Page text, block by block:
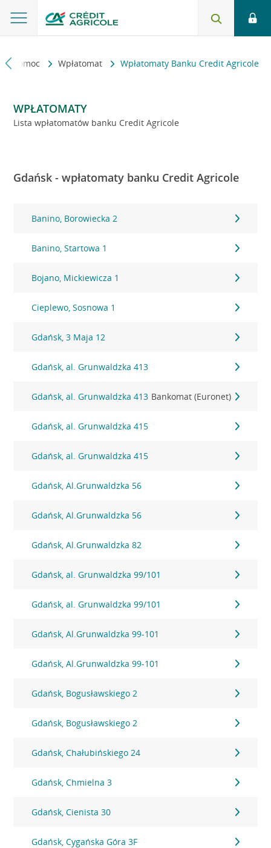
i pomoc Wpłatomat Wpłatomaty Banku Credit Agricole
WPŁATOMATY
Lista wpłatomatów banku Credit Agricole
Gdańsk - wpłatomaty banku Credit Agricole
Banino, Borowiecka 2
Banino, Startowa 1
Bojano, Mickiewicza 1
Cieplewo, Sosnowa 1
Gdańsk, 3 Maja 12
Gdańsk, al. Grunwaldzka 413
Gdańsk, al. Grunwaldzka 413 Bankomat (Euronet)
Gdańsk, al. Grunwaldzka 415
Gdańsk, al. Grunwaldzka 415
Gdańsk, Al.Grunwaldzka 56
Gdańsk, Al.Grunwaldzka 56
Gdańsk, Al.Grunwaldzka 82
Gdańsk, al. Grunwaldzka 99/101
Gdańsk, al. Grunwaldzka 99/101
Gdańsk, Al.Grunwaldzka 99-101
Gdańsk, Al.Grunwaldzka 99-101
Gdańsk, Bogusławskiego 2
Gdańsk, Bogusławskiego 2
Gdańsk, Chałubińskiego 24
Gdańsk, Chmielna 3
Gdańsk, Cienista 30
Gdańsk, Cygańska Góra 3F